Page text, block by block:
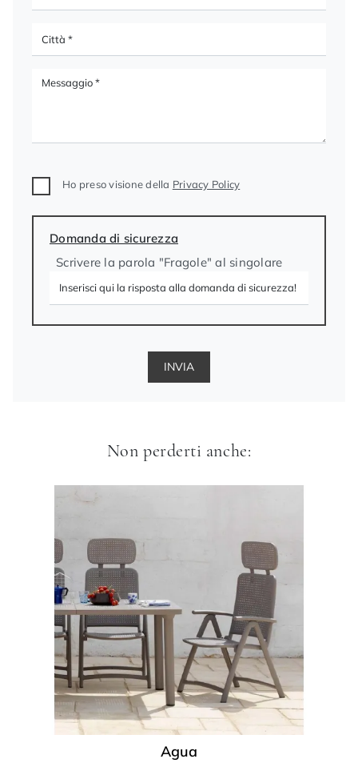
Ho preso visione della Privacy Policy
Domanda di sicurezza
Scrivere la parola "Fragole" al singolare
INVIA
Non perderti anche:
Agua